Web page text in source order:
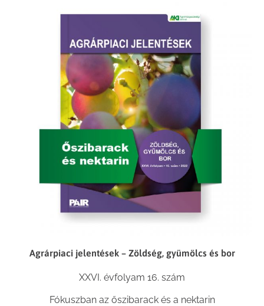
Agrárpiaci jelentések – Zöldség, gyümölcs és bor
XXVI. évfolyam 16. szám
Fókuszban az őszibarack és a nektarin